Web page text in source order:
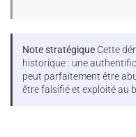
Note stratégique Cette
historique : une
peut parfaitement être
être falsifié et exploité au